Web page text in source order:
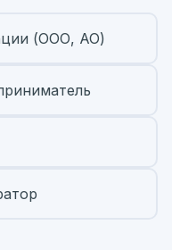
(ООО, АО)